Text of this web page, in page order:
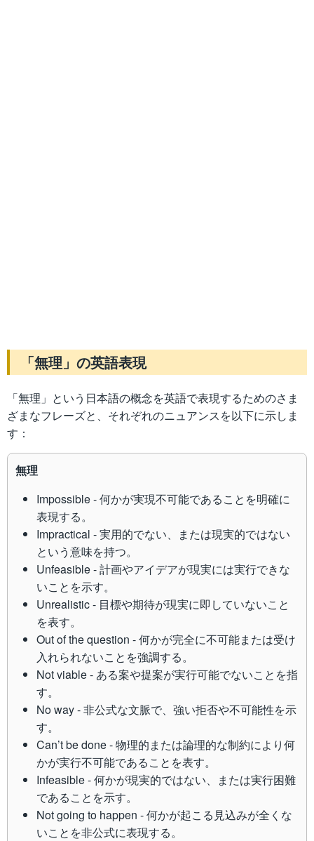
「無理」の英語表現
「無理」という日本語の概念を英語で表現するためのさま
ざまなフレーズと、それぞれのニュアンスを以下に示しま
す：
無理
Impossible - 何かが実現不可能であることを明確に
表現する。
Impractical - 実用的でない、または現実的ではない
という意味を持つ。
Unfeasible - 計画やアイデアが現実には実行できな
いことを示す。
Unrealistic - 目標や期待が現実に即していないこと
を表す。
Out of the question - 何かが完全に不可能または受け
入れられないことを強調する。
Not viable - ある案や提案が実行可能でないことを指
す。
No way - 非公式な文脈で、強い拒否や不可能性を示
す。
Can’t be done - 物理的または論理的な制約により何
かが実行不可能であることを表す。
Infeasible - 何かが現実的ではない、または実行困難
であることを示す。
Not going to happen - 何かが起こる見込みが全くな
いことを非公式に表現する。